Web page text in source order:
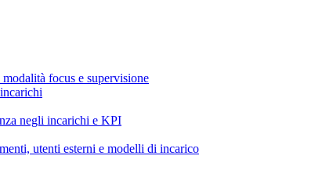
focus e supervisione
negli incarichi e KPI
utenti esterni e modelli di incarico